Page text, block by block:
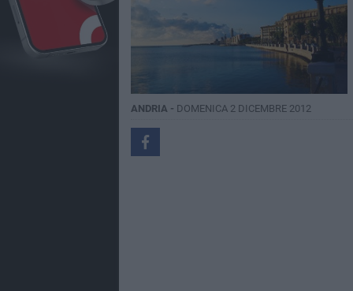
ANDRIA - DOMENICA 2 DICEMBRE 2012